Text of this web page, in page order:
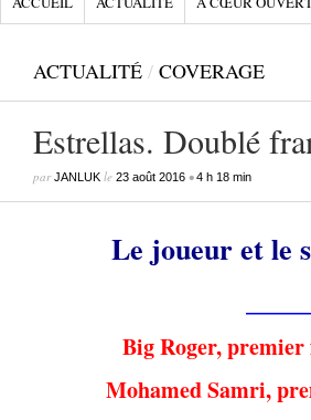
ACTUALITÉ / COVERAGE
Estrellas. Doublé
parJANLUK le 23 août 2016 •4 h 18 min
Le joueur et le
Big Roger, premier
Mohamed Samri,